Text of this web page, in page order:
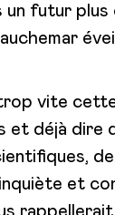
un futur plus
vite
et déjà dire
et